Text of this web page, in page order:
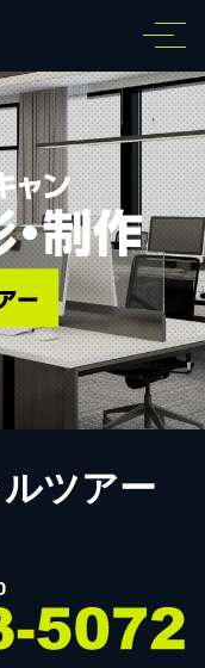
ツアー